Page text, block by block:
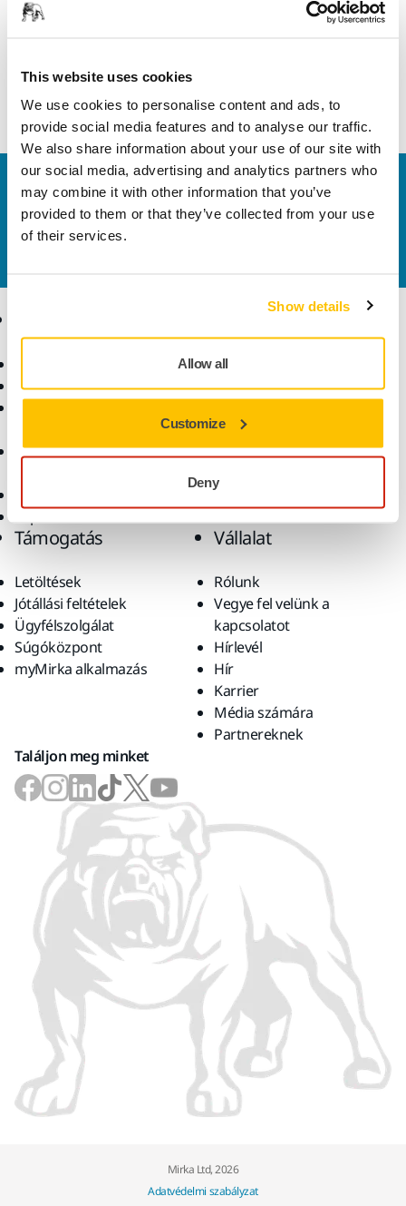
This website uses cookies
We use cookies to personalise content and ads, to
provide social media features and to analyse our traffic.
We also share information about your use of our site with
our social media, advertising and analytics partners who
may combine it with other information that you’ve
provided to them or that they’ve collected from your use
of their services.
Show details
Allow all
Customize
Deny
Vegye fel velünk a kapcsolatot
Szeretne többet tudni?Kérjük, vegye fel velünk a
kapcsolatot
Pormentes csiszolás
Kiegészítők és
Iparágak
Alkalmazások
Támogatás
Letöltések
Jótállási feltételek
Ügyfélszolgálat
Súgóközpont
myMirka alkalmazás
Vállalat
Rólunk
Vegye fel velünk a
kapcsolatot
Hírlevél
Hír
Karrier
Média számára
Partnereknek
Találjon meg minket
Mirka Ltd, 2026
Adatvédelmi szabályzat